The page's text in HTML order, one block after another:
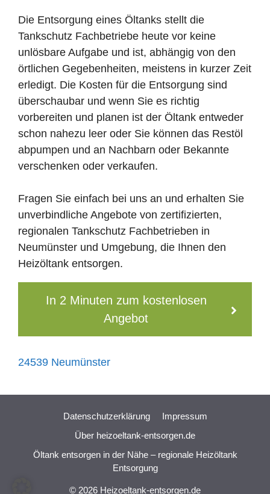
Die Entsorgung eines Öltanks stellt die
Tankschutz Fachbetriebe heute vor keine
unlösbare Aufgabe und ist, abhängig von den
örtlichen Gegebenheiten, meistens in kurzer Zeit
erledigt. Die Kosten für die Entsorgung sind
überschaubar und wenn Sie es richtig
vorbereiten und planen ist der Öltank entweder
schon nahezu leer oder Sie können das Restöl
abpumpen und an Nachbarn oder Bekannte
verschenken oder verkaufen.
Fragen Sie einfach bei uns an und erhalten Sie
unverbindliche Angebote von zertifizierten,
regionalen Tankschutz Fachbetrieben in
Neumünster und Umgebung, die Ihnen den
Heizöltank entsorgen.
In 2 Minuten zum kostenlosen
Angebot
24539 Neumünster
Datenschutzerklärung
Impressum
Über heizoeltank-entsorgen.de
Öltank entsorgen in der Nähe – regionale Heizöltank
Entsorgung
© 2026 Heizoeltank-entsorgen.de